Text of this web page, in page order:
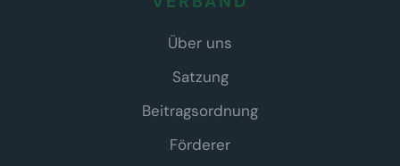
Über uns
Satzung
Beitragsordnung
Förderer